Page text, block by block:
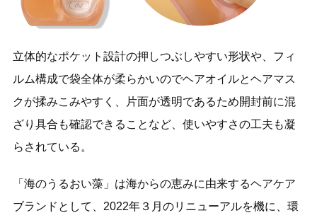
立体的なポケット設計の押しつぶしやすい形状や、フィ
ルム構成で袋全体が柔らかいのでヘアオイルとヘアマス
クが揉みこみやすく、片面が透明であるため開封前に混
ざり具合も確認できることなど、使いやすさの工夫も凝
らされている。
「海のうるおい藻」は海からの恵みに由来するヘアケア
ブランドとして、2022年３月のリニューアルを機に、環